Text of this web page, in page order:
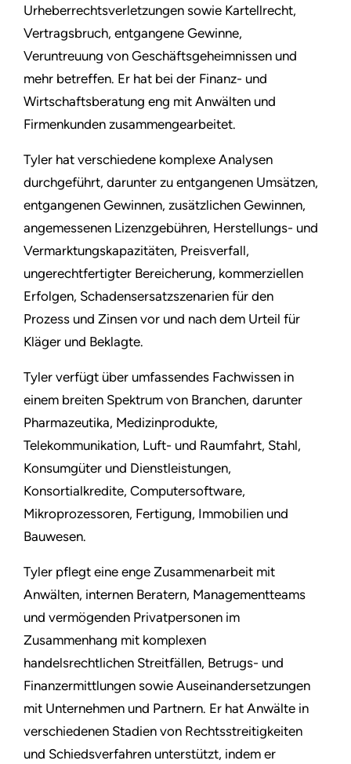
Urheberrechtsverletzungen sowie Kartellrecht,
Vertragsbruch, entgangene Gewinne,
Veruntreuung von Geschäftsgeheimnissen und
mehr betreffen. Er hat bei der Finanz- und
Wirtschaftsberatung eng mit Anwälten und
Firmenkunden zusammengearbeitet.
Tyler hat verschiedene komplexe Analysen
durchgeführt, darunter zu entgangenen Umsätzen,
entgangenen Gewinnen, zusätzlichen Gewinnen,
angemessenen Lizenzgebühren, Herstellungs- und
Vermarktungskapazitäten, Preisverfall,
ungerechtfertigter Bereicherung, kommerziellen
Erfolgen, Schadensersatzszenarien für den
Prozess und Zinsen vor und nach dem Urteil für
Kläger und Beklagte.
Tyler verfügt über umfassendes Fachwissen in
einem breiten Spektrum von Branchen, darunter
Pharmazeutika, Medizinprodukte,
Telekommunikation, Luft- und Raumfahrt, Stahl,
Konsumgüter und Dienstleistungen,
Konsortialkredite, Computersoftware,
Mikroprozessoren, Fertigung, Immobilien und
Bauwesen.
Tyler pflegt eine enge Zusammenarbeit mit
Anwälten, internen Beratern, Managementteams
und vermögenden Privatpersonen im
Zusammenhang mit komplexen
handelsrechtlichen Streitfällen, Betrugs- und
Finanzermittlungen sowie Auseinandersetzungen
mit Unternehmen und Partnern. Er hat Anwälte in
verschiedenen Stadien von Rechtsstreitigkeiten
und Schiedsverfahren unterstützt, indem er